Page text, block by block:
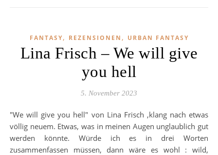
FANTASY, REZENSIONEN , URBAN FANTASY
Lina Frisch – We will give
you hell
5. November 2023
"We will give you hell" von Lina Frisch ,klang nach etwas
völlig neuem. Etwas, was in meinen Augen unglaublich gut
werden könnte. Würde ich es in drei Worten
zusammenfassen müssen, dann wäre es wohl : wild,